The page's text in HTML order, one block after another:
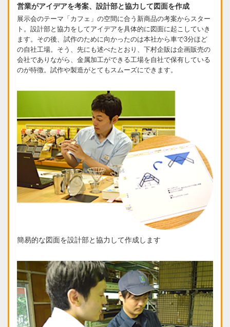
営業がアイデアを考案、設計部と協力して図面を作成
展示会のテーマ「カフェ」の空間に合う新商品の考案からスター
ト。設計部と協力をしてアイデアを具体的に図面に起こしていき
ます。その後、試作のために向かったのは本社から車で3分ほど
の自社工場。そう、先にも述べたとおり、下村企販は企画販売の
会社でありながら、金属加工ができる工場を自社で保有している
のが特徴。試作や製造がとてもスムーズにできます。
簡易的な図面を設計部と協力して作成します